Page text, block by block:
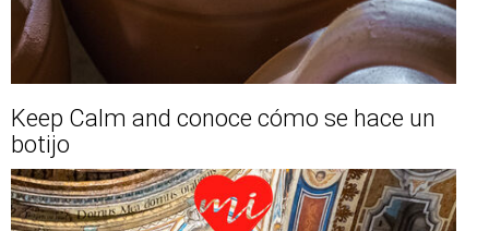
Keep Calm and conoce cómo se hace un
botijo